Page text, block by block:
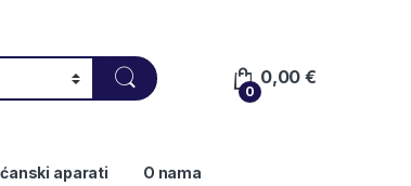
0
0,00€
aparati O nama